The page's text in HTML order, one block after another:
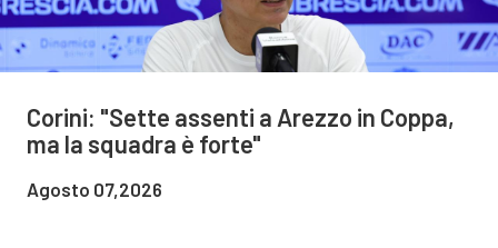
Corini: "Sette assenti a Arezzo in Coppa,
ma la squadra è forte"
Agosto 07,2026